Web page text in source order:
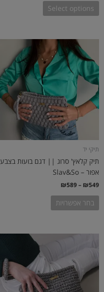
Select options
תיקי יד
תיק קלאץ' סרוג || דגם בועות בצבע
אפור – Slav&So
₪549
–
₪589
מחירים:
עד
בחר אפשרויות
זה
יש
מספר
סוגים.
ניתן
לבחור
את
האפשרויות
בעמוד